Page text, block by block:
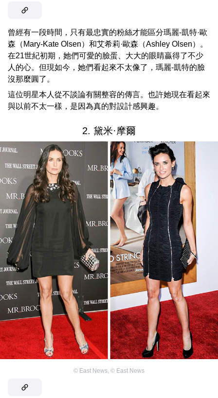
曾經有一段時間，只有最忠實的粉絲才能區分瑪麗-凱特·歐
森（Mary-Kate Olsen）和艾希莉·歐森（Ashley Olsen）。
在21世紀初期，她們可愛的臉蛋、大大的眼睛贏得了不少
人的心。但現如今，她們看起來不太像了，瑪麗-凱特的臉
沒那麼圓了。
這位明星本人從不談論有關整容的傳言。也許她現在看起來
與以前不太一樣，是因為真的對設計感興趣。
2. 黛米·摩爾
© East News, © East News